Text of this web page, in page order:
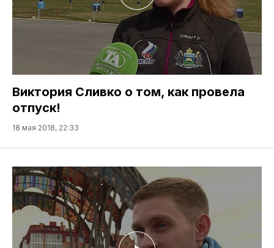
Виктория Сливко о том, как провела
отпуск!
18 мая 2018, 22:33